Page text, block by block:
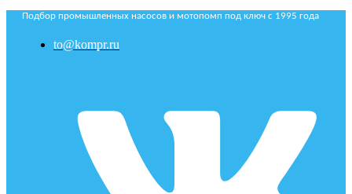
Подбор промышленных насосов и мотопомп под ключ с 1995 года
to@kompr.ru